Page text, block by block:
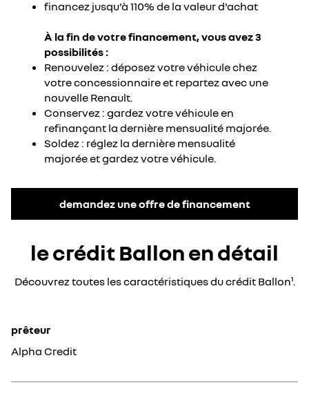
financez jusqu'à 110% de la valeur d'achat
À la fin de votre financement, vous avez 3
possibilités :
Renouvelez : déposez votre véhicule chez
votre concessionnaire et repartez avec une
nouvelle Renault.
Conservez : gardez votre véhicule en
refinançant la dernière mensualité majorée.
Soldez : réglez la dernière mensualité
majorée et gardez votre véhicule.
demandez une offre de financement
le crédit Ballon en détail
Découvrez toutes les caractéristiques du crédit Ballon¹.
prêteur
Alpha Credit